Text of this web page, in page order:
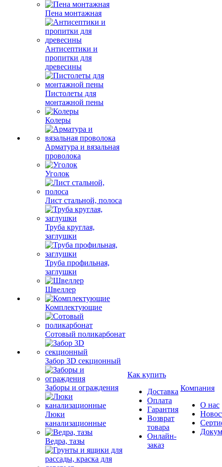
Пена монтажная
Антисептики и
пропитки для
древесины
Пистолеты для
монтажной пены
Колеры
Арматура и вязальная
проволока
Уголок
Лист стальной, полоса
Труба круглая,
заглушки
Труба профильная,
заглушки
Швеллер
Комплектующие
Сотовый поликарбонат
Забор 3D секционный
Заборы и ограждения
Люки
канализационные
Ведра, тазы
Как купить
Доставка
Оплата
Гарантия
Возврат
товара
Онлайн-
заказ
Компания
О нас